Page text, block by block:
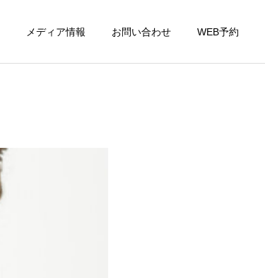
メディア情報 お問い合わせ WEB予約